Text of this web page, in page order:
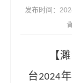
发布时间：
【
台2024年